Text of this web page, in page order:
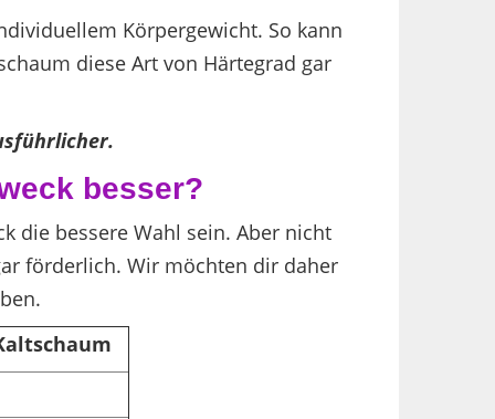
Körpergewicht. So kann
diese Art von Härtegrad gar
besser?
die bessere Wahl sein. Aber nicht
förderlich. Wir möchten dir daher